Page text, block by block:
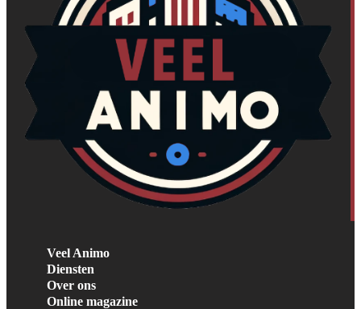
Veel Animo
Diensten
Over ons
Online magazine